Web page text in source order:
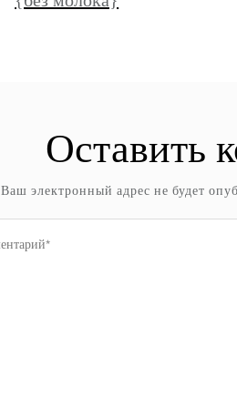
Оставить
Ваш электронный адрес не будет